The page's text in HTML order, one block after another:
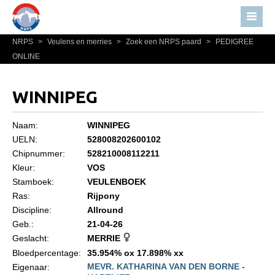
Home
Nieuws
Bestuur NRPS
Informatie
Statuten en reglementen
Algemeen
Paardenpaspoort aanvragen
NRPS > Veulens en merries > Zoek een NRPS paard >
PEDIGREE
ONLINE
WINNIPEG
Naam:
WINNIPEG
UELN:
528008202600102
Chipnummer:
528210008112211
Kleur:
VOS
Stamboek:
VEULENBOEK
Ras:
Rijpony
Discipline:
Allround
Geb.:
21-04-26
Geslacht:
MERRIE
Bloedpercentage:
35.954% ox 17.898% xx
Eigenaar:
MEVR. KATHARINA VAN DEN BORNE -